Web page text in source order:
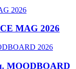
MAG 2026
MOODBOARD